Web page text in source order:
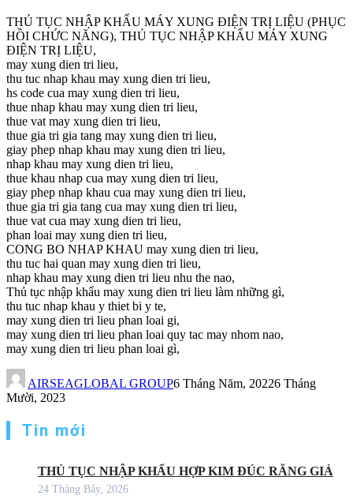
THỦ TỤC NHẬP KHẨU MÁY XUNG ĐIỆN TRỊ LIỆU (PHỤC
HỒI CHỨC NĂNG), THỦ TỤC NHẬP KHẨU MÁY XUNG
ĐIỆN TRỊ LIỆU,
may xung dien tri lieu,
thu tuc nhap khau may xung dien tri lieu,
hs code cua may xung dien tri lieu,
thue nhap khau may xung dien tri lieu,
thue vat may xung dien tri lieu,
thue gia tri gia tang may xung dien tri lieu,
giay phep nhap khau may xung dien tri lieu,
nhap khau may xung dien tri lieu,
thue khau nhap cua may xung dien tri lieu,
giay phep nhap khau cua may xung dien tri lieu,
thue gia tri gia tang cua may xung dien tri lieu,
thue vat cua may xung dien tri lieu,
phan loai may xung dien tri lieu,
CONG BO NHAP KHAU may xung dien tri lieu,
thu tuc hai quan may xung dien tri lieu,
nhap khau may xung dien tri lieu nhu the nao,
Thủ tục nhập khẩu may xung dien tri lieu làm những gì,
thu tuc nhap khau y thiet bi y te,
may xung dien tri lieu phan loai gi,
may xung dien tri lieu phan loai quy tac may nhom nao,
may xung dien tri lieu phan loai gì,
AIRSEAGLOBAL GROUP6 Tháng Năm, 20226 Tháng
Mười, 2023
Tin mới
THỦ TỤC NHẬP KHẨU HỢP KIM ĐÚC RĂNG GIẢ
24 Tháng Bảy, 2026